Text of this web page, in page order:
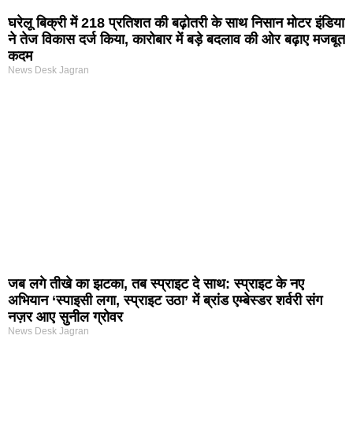
घरेलू बिक्री में 218 प्रतिशत की बढ़ोतरी के साथ निसान मोटर इंडिया
ने तेज विकास दर्ज किया, कारोबार में बड़े बदलाव की ओर बढ़ाए मजबूत
कदम
News Desk Jagran
जब लगे तीखे का झटका, तब स्प्राइट दे साथ: स्प्राइट के नए
अभियान ‘स्पाइसी लगा, स्प्राइट उठा’ में ब्रांड एम्बेस्डर शर्वरी संग
नज़र आए सुनील ग्रोवर
News Desk Jagran